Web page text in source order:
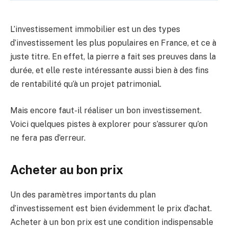
L’investissement immobilier est un des types
d’investissement les plus populaires en France, et ce à
juste titre. En effet, la pierre a fait ses preuves dans la
durée, et elle reste intéressante aussi bien à des fins
de rentabilité qu’à un projet patrimonial.
Mais encore faut-il réaliser un bon investissement.
Voici quelques pistes à explorer pour s’assurer qu’on
ne fera pas d’erreur.
Acheter au bon prix
Un des paramètres importants du plan
d’investissement est bien évidemment le prix d’achat.
Acheter à un bon prix est une condition indispensable